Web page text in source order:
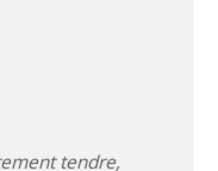
tendre,